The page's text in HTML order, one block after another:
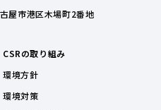
屋市港区木場町2番地
CSRの取り組み
環境方針
環境対策